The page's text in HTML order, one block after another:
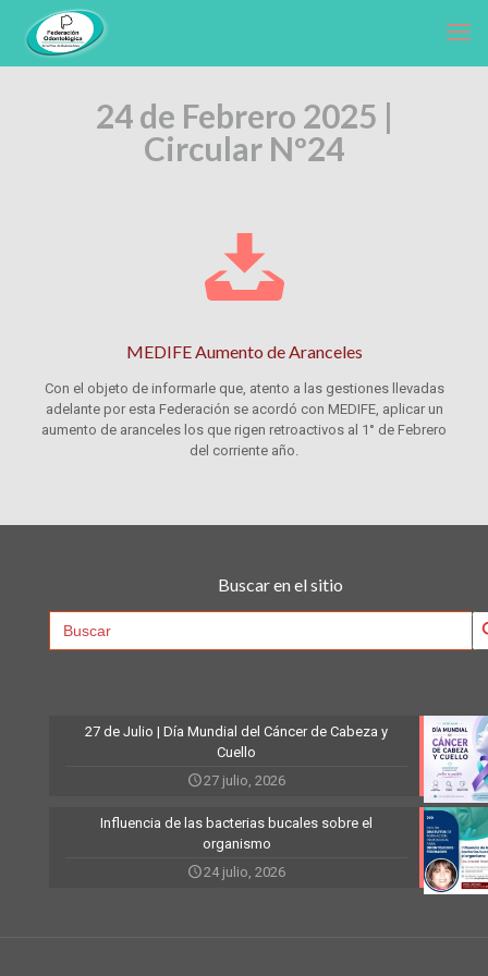
24 de Febrero 2025 |
Circular Nº24
MEDIFE Aumento de Aranceles
Con el objeto de informarle que, atento a las gestiones llevadas
adelante por esta Federación se acordó con MEDIFE, aplicar un
aumento de aranceles los que rigen retroactivos al 1° de Febrero
del corriente año.
Buscar en el sitio
Search
27 de Julio | Día Mundial del Cáncer de Cabeza y
Cuello
27 julio, 2026
Influencia de las bacterias bucales sobre el
organismo
24 julio, 2026